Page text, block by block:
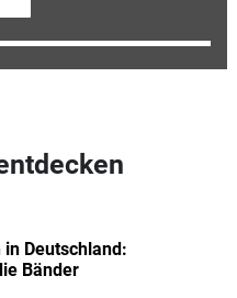
Deutschland:
Bänder